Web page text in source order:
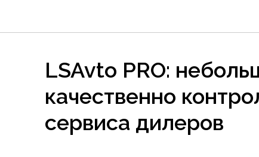
LSAvto PRO:
качественно
сервиса дилеров